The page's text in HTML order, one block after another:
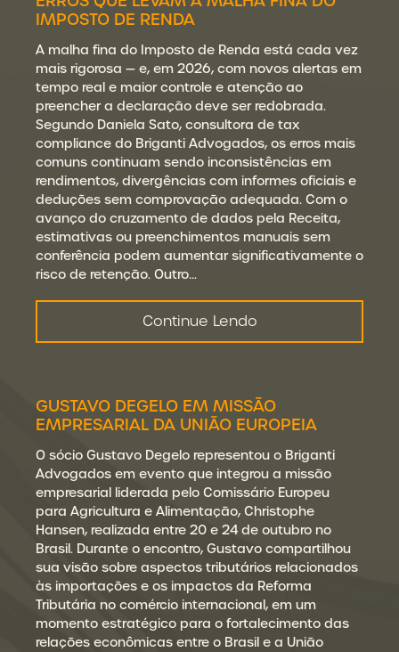
IMPOSTO DE RENDA
A malha fina do Imposto de Renda está cada vez
mais rigorosa — e, em 2026, com novos alertas em
tempo real e maior controle e atenção ao
preencher a declaração deve ser redobrada.
Segundo Daniela Sato, consultora de tax
compliance do Briganti Advogados, os erros mais
comuns continuam sendo inconsistências em
rendimentos, divergências com informes oficiais e
deduções sem comprovação adequada. Com o
avanço do cruzamento de dados pela Receita,
estimativas ou preenchimentos manuais sem
conferência podem aumentar significativamente o
risco de retenção. Outro…
Continue Lendo
GUSTAVO DEGELO EM MISSÃO
EMPRESARIAL DA UNIÃO EUROPEIA
O sócio Gustavo Degelo representou o Briganti
Advogados em evento que integrou a missão
empresarial liderada pelo Comissário Europeu
para Agricultura e Alimentação, Christophe
Hansen, realizada entre 20 e 24 de outubro no
Brasil. Durante o encontro, Gustavo compartilhou
sua visão sobre aspectos tributários relacionados
às importações e os impactos da Reforma
Tributária no comércio internacional, em um
momento estratégico para o fortalecimento das
relações econômicas entre o Brasil e a União